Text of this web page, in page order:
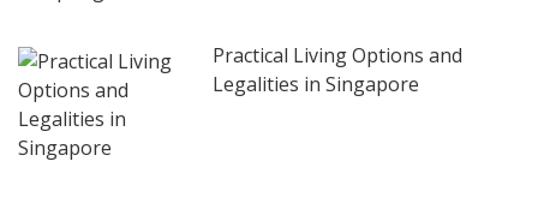
Practical Living Options and
Legalities in Singapore